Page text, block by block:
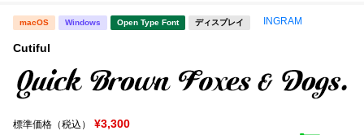
macOS Windows Open Type Font ディスプレイ INGRAM
Cutiful
標準価格（税込） ¥3,300